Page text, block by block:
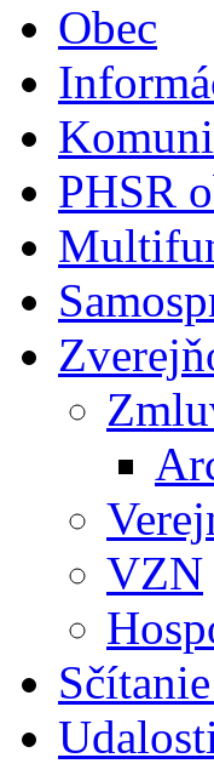
Obec
PHSR
VZN